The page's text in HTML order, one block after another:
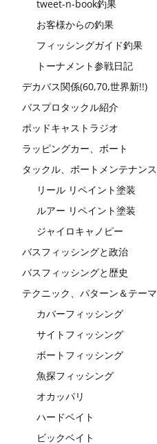
tweet-n-book釣果
お客様からの釣果
フィッシングガイド釣果
トーナメント参戦日記
デカバス関係(60,70,世界新!!)
バスプロタックル紹介
ポッドキャストラジオ
ラッピングカー、ボート
タックル、ボートメンテナンス
リール リペイント塗装
ルアー リペイント塗装
ジャイロキャノピー
バスフィッシングと政治
バスフィッシングと歴史
テクニック、パターン＆テーマ
カバーフィッシング
サイトフィッシング
ボートフィッシング
魚探フィッシング
オカッパリ
ハードベイト
ビックベイト